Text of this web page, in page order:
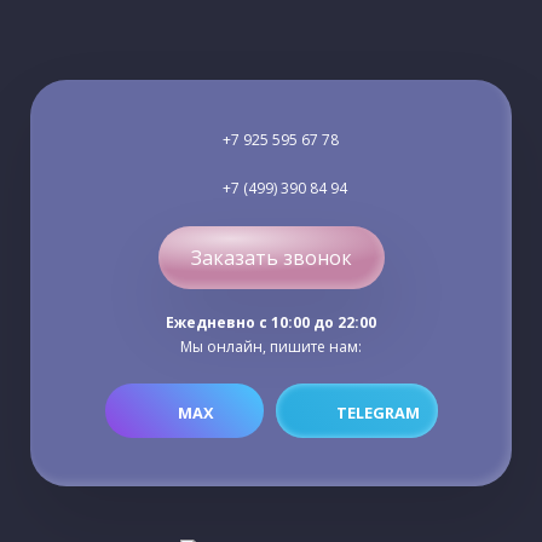
+7 925 595 67 78
+7 (499) 390 84 94
Заказать звонок
Ежедневно c 10:00 до 22:00
Мы онлайн, пишите нам:
MAX TELEGRAM